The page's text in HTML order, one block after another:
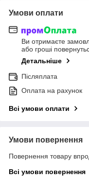
Умови оплати
Ви отримаєте
або гроші
Детальніше
Післяплата
Оплата на рахунок
Всі умови оплати
Умови повернення
Повернення товару
Всі умови повернення